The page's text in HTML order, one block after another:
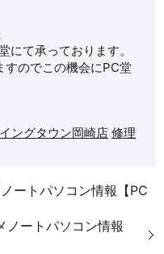
にて承っております。
すのでこの機会にPC堂
ングタウン岡崎店 修理
ートパソコン情報【PC
ートパソコン情報